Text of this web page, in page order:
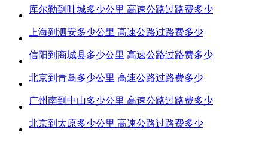
库尔勒到叶城多少公里 高速公路过路费多少
上海到泗安多少公里 高速公路过路费多少
信阳到商城县多少公里 高速公路过路费多少
北京到青岛多少公里 高速公路过路费多少
广州南到中山多少公里 高速公路过路费多少
北京到太原多少公里 高速公路过路费多少